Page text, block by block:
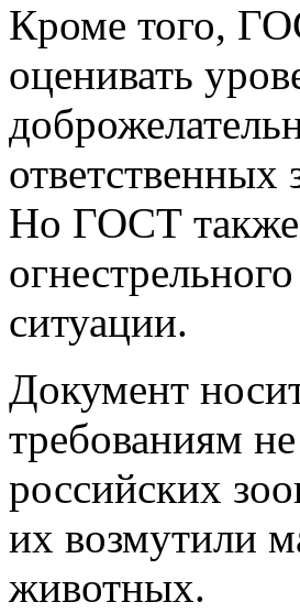
Кроме того,
оценивать
Но ГОСТ также
ситуации.
Документ
требованиям
российских
их возмутили
животных.